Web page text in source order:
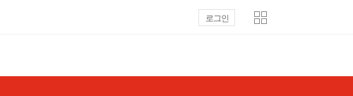
로그인